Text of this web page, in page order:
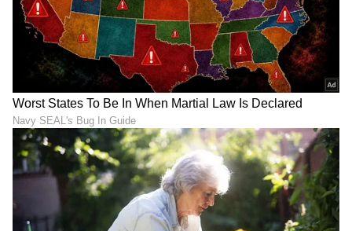
ಏಷ್ಯಾನೆಟ್ ಸುವರ್ಣ ನ್ಯೂಸ್‌ ಫಾಲೋ ಮಾಡಿ.
ಸಂಪೂರ್ಣ ಮಾಹಿತಿ ಒಂದೇ ಕ್ಲಿಕ್‌ನಲ್ಲಿ ಲಭ್ಯ. ಏಷ್ಯಾನೆಟ್
ಸುವರ್ಣ ನ್ಯೂಸ್ ಅಧಿಕೃತ ಆ್ಯಪ್ ಡೌನ್‌ಲೋಡ್ ಮಾಡಿ
ಹಾಗು ಎಲ್ಲಾ ಅಪ್‌ಡೇಟ್ ಗಳನ್ನು ಪಡೆಯಿರಿ.
ABOUT THE AUTHOR
AH Ashwini HR
ಮಲೆನಾಡಿನ ಹೆಬ್ಬಾಗಿಲು ಶಿವಮೊಗ್ಗದ ಸ್ಥಳೀಯ ದಿನಪತ್ರಿಕೆ
'ಕ್ರಾಂತಿದೀಪ'ದಲ್ಲಿ ಉಪ ಸಂಪಾದಕಿಯಾಗಿ ವೃತ್ತಿ ಜೀವನ ಪ್ರಾರಂಭ.
ಪತ್ರಿಕೋದ್ಯಮದಲ್ಲಿ 14 ವರ್ಷಗಳ ಅನುಭವ. ರಾಜ್ಯಮಟ್ಟದ
ದಿನಪತ್ರಿಕೆಗಳಲ್ಲಿ ಹಾಗೂ ವೆಬ್‌ಸೈಟ್‌ಗಳಲ್ಲಿ ರಾಜಕೀಯ, ಮನರಂಜನೆ,
ಶಿಕ್ಷಣ, ಆರೋಗ್ಯ, ಟ್ರೆಂಡಿಂಗ್‌, ಲೈಫ್‌ಸ್ಟೈಲ್‌ ಕುರಿತಾದ ವಿಷಯಗಳ
ಜೀವನಶೈಲಿ ಅಡುಗೆಮನೆ ಸಲಹೆಗಳು ಮಹಿಳೆಯರು